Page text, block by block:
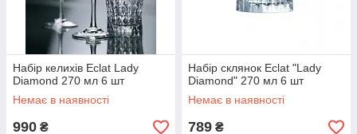
Набір келихів Eclat Lady
Diamond 270 мл 6 шт
Немає в наявності
990 ₴
Набір склянок Eclat "Lady
Diamond" 270 мл 6 шт
Немає в наявності
789 ₴